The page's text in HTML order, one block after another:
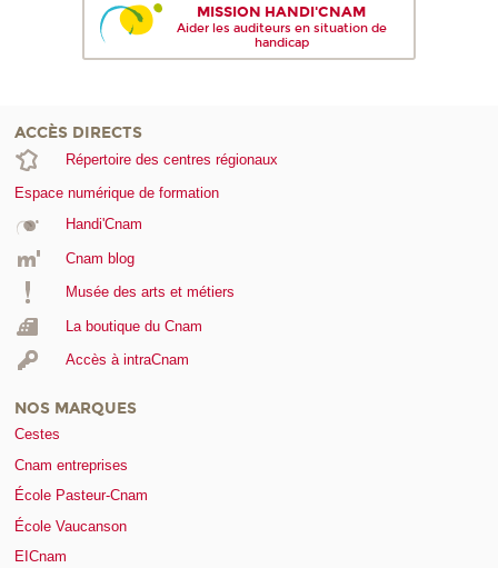
MISSION HANDI'CNAM
Aider les auditeurs en situation de
handicap
ACCÈS DIRECTS
Répertoire des centres régionaux
Espace numérique de formation
Handi'Cnam
Cnam blog
Musée des arts et métiers
La boutique du Cnam
Accès à intraCnam
NOS MARQUES
Cestes
Cnam entreprises
École Pasteur-Cnam
École Vaucanson
EICnam